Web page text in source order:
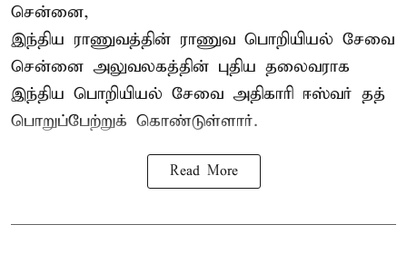
சென்னை,
இந்திய ராணுவத்தின் ராணுவ பொறியியல் சேவை
சென்னை அலுவலகத்தின் புதிய தலைவராக
இந்திய பொறியியல் சேவை அதிகாரி ஈஸ்வர் தத்
பொறுப்பேற்றுக் கொண்டுள்ளார்.
Read More